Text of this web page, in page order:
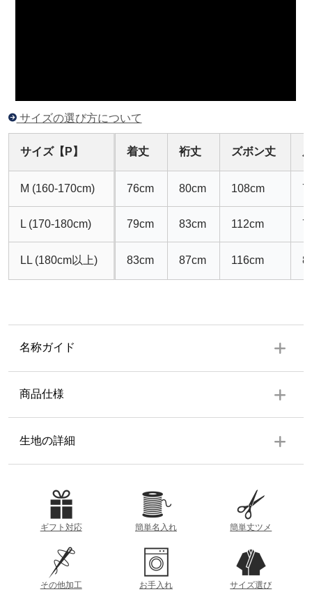
サイズの選び方について
サイズ【P】 着丈 裄丈 ズボン丈
M (160-170cm) 76cm 80cm 108cm
L (170-180cm) 79cm 83cm 112cm
LL (180cm以上) 83cm 87cm 116cm
名称ガイド
商品仕様
上着
上前身頃内ポケット、下前身頃ファスナー付ポケット・袖
ゴム・身八つ口・背当て・肩当て・両脇スリット有り
ズボン
ウエスト総ゴム・ウエスト共布紐・ファスナー付・裾ゴ
ム・膝当て・尻当て・ポケット左右各1個・右後ろポケット
素材
生地の詳細
参考重量 (Lサイズ)
約1110g
ギフト対応 簡単名入れ 簡単丈ツメ
その他加工 お手入れ サイズ選び